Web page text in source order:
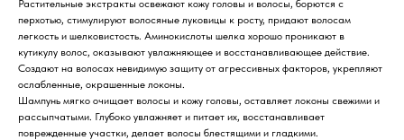
Растительные экстракты освежают кожу головы и волосы, борются с
перхотью, стимулируют волосяные луковицы к росту, придают волосам
легкость и шелковистость. Аминокислоты шелка хорошо проникают в
кутикулу волос, оказывают увлажняющее и восстанавливающее действие.
Создают на волосах невидимую защиту от агрессивных факторов, укрепляют
ослабленные, окрашенные локоны.
Шампунь мягко очищает волосы и кожу головы, оставляет локоны свежими и
рассыпчатыми. Глубоко увлажняет и питает их, восстанавливает
поврежденные участки, делает волосы блестящими и гладкими.